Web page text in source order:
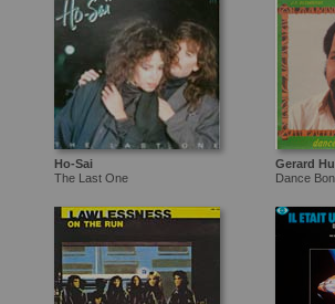
Ho-Sai
The Last One
Gerard
Dance